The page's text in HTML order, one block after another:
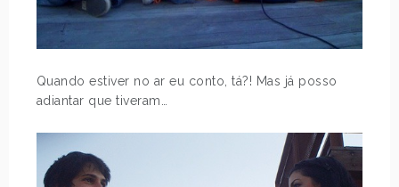
Quando estiver no ar eu conto, tá?! Mas já posso
adiantar que tiveram…